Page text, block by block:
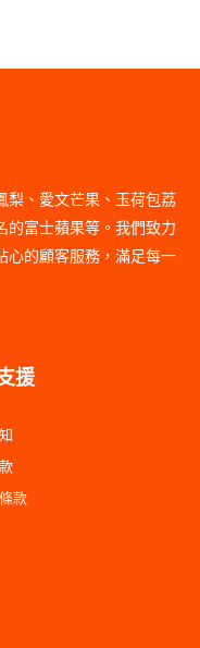
梨、愛文芒果、玉荷包荔
的富士蘋果等。我們致力
心的顧客服務，滿足每一
援
款